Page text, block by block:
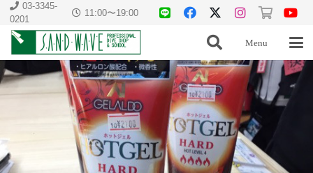
03-3345-
0201
11:00〜19:00
Menu